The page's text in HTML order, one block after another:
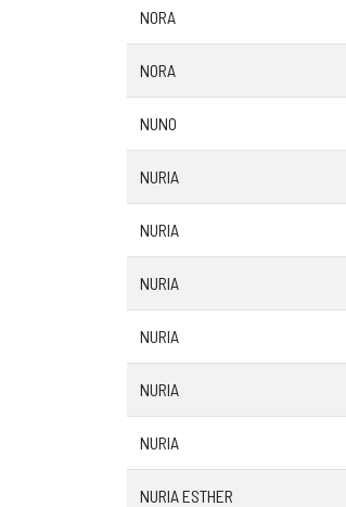
NORA
NORA
NUNO
NURIA
NURIA
NURIA
NURIA
NURIA
NURIA
NURIA ESTHER